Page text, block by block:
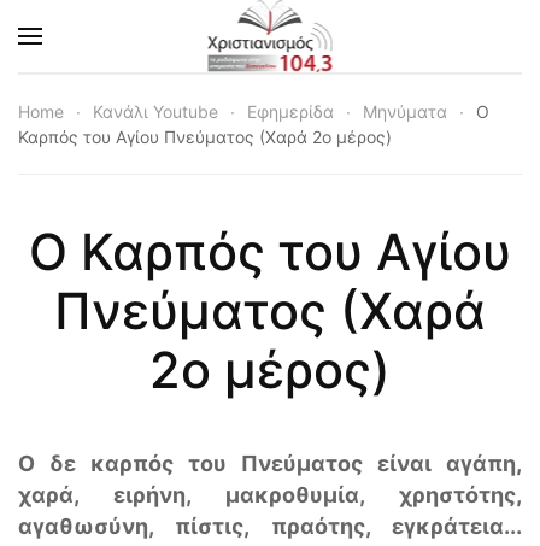
Skip to main content
Home Κανάλι Youtube Εφημερίδα Μηνύματα
Ο
Καρπός του Αγίου Πνεύματος (Χαρά 2ο μέρος)
Ο Καρπός του Αγίου
Πνεύματος (Χαρά
2ο μέρος)
Ο δε καρπός του Πνεύματος είναι αγάπη,
χαρά, ειρήνη, μακροθυμία, χρηστότης,
αγαθωσύνη, πίστις, πραότης, εγκράτεια...